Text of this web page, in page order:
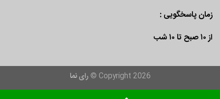
زمان پاسخگویی :
از ۱۰ صبح تا ۱۰ شب
Copyright 2026 © رای نما